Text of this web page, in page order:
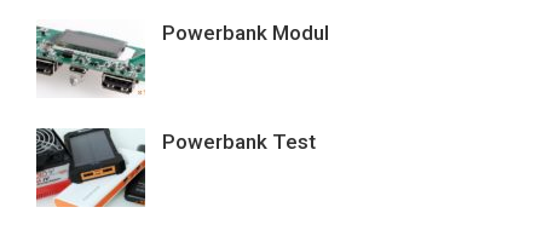
Powerbank Modul
Powerbank Test